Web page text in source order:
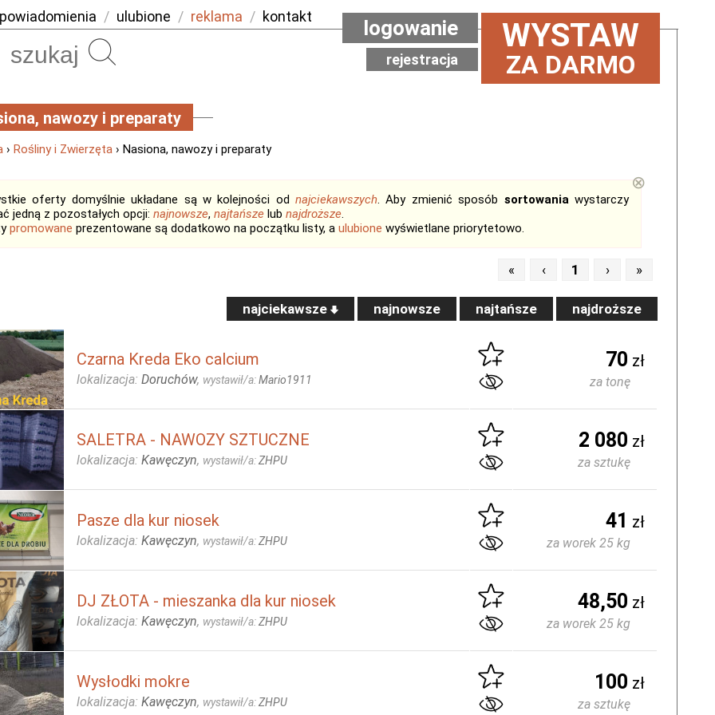
powiadomienia / ulubione / reklama / kontakt WYSTAW
ZA DARMO
logowanie
rejestracja
nawozy i preparaty
› Rośliny i Zwierzęta › Nasiona, nawozy i preparaty
oferty domyślnie układane są w kolejności odnajciekawszych. Aby zmienić sposób sortowaniawystarczy
jedną z pozostałych opcji: najnowsze, najtańsze lub najdroższe.
promowane prezentowane są dodatkowo na początku listy, a ulubione wyświetlane priorytetowo.
⊗
« ‹ 1 › »
najciekawsze najnowsze najtańsze najdroższe
Czarna Kreda Eko calcium
lokalizacja: Doruchów, wystawił/a:Mario1911
70 zł
za tonę
SALETRA - NAWOZY SZTUCZNE
lokalizacja: Kawęczyn, wystawił/a:ZHPU
2 080 zł
za sztukę
Pasze dla kur niosek
lokalizacja: Kawęczyn, wystawił/a:ZHPU
41 zł
za worek 25 kg
DJ ZŁOTA - mieszanka dla kur niosek
lokalizacja: Kawęczyn, wystawił/a:ZHPU
48,50 zł
za worek 25 kg
Wysłodki mokre
lokalizacja: Kawęczyn, wystawił/a:ZHPU
100 zł
za sztukę